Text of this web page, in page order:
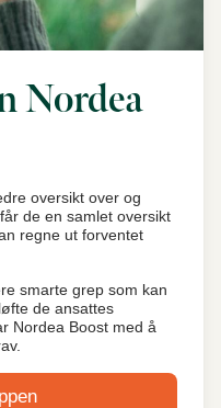
Nordea
oversikt over og
de en samlet oversikt
regne ut forventet
smarte grep som kan
de ansattes
Nordea Boost med å